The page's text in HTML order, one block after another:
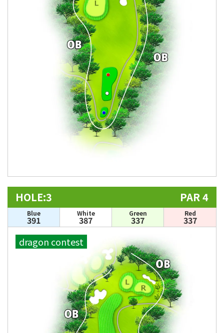
HOLE:3 PAR 4
Blue
391
White
387
Green
337
Red
337
dragon contest